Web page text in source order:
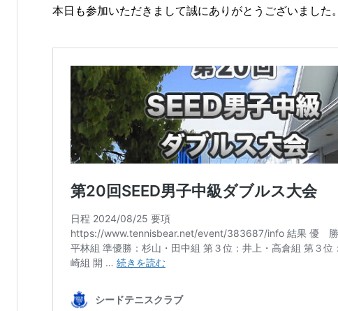
本日も参加いただきまして誠にありがとうございました。